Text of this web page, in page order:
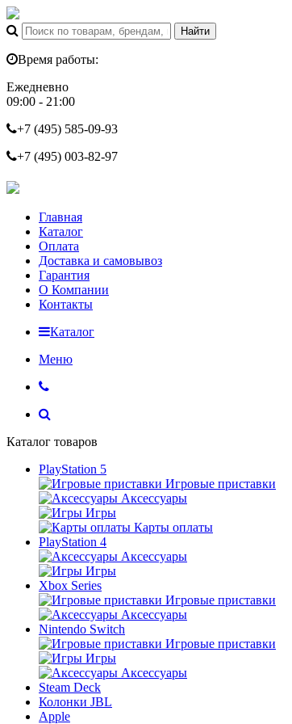
Время работы:
Ежедневно
09:00 - 21:00
+7 (495) 585-09-93
+7 (495) 003-82-97
Главная
Каталог
Оплата
Доставка и самовывоз
Гарантия
О Компании
Контакты
Каталог
Меню
Каталог товаров
PlayStation 5
Игровые приставки
Аксессуары
Игры
Карты оплаты
PlayStation 4
Аксессуары
Игры
Xbox Series
Игровые приставки
Аксессуары
Nintendo Switch
Игровые приставки
Игры
Аксессуары
Steam Deck
Колонки JBL
Apple